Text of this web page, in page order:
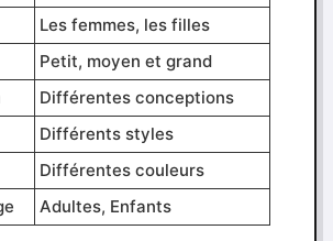
Les femmes, les filles
Petit, moyen et grand
Différentes conceptions
Différents styles
Différentes couleurs
Adultes, Enfants